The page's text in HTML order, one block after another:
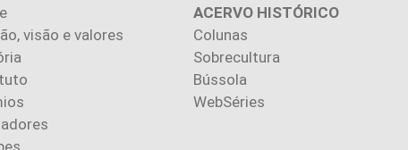
visão e valores
ACERVO HISTÓRICO
Colunas
Sobrecultura
Bússola
WebSéries